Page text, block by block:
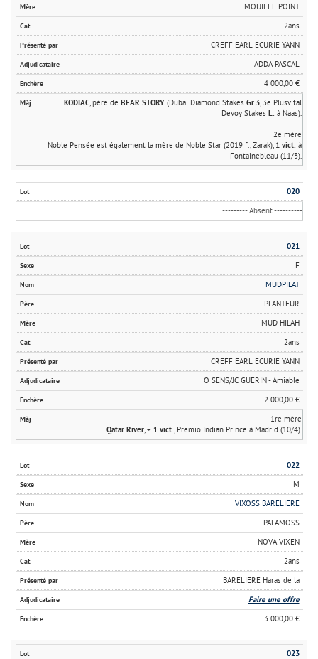
MOUILLE POINT
2ans
CREFF EARL ECURIE YANN
ADDA PASCAL
4 000,00 €
KODIAC , père deBEAR STORY (Dubai Diamond StakesGr.3 , 3e Plusvital
Devoy StakesL. à Naas).
2e mère
Noble Pensée est également la mère de Noble Star (2019 f., Zarak), 1 vict. à
Fontainebleau (11/3).
020
--------- Absent ----------
021
F
MUDPILAT
PLANTEUR
MUD HILAH
2ans
CREFF EARL ECURIE YANN
O SENS/JC GUERIN - Amiable
2 000,00 €
1re mère
Qatar River , + 1 vict. , Premio Indian Prince à Madrid (10/4).
022
M
VIXOSS BARELIERE
PALAMOSS
NOVA VIXEN
2ans
BARELIERE Haras de la
Faire une offre
3 000,00 €
023